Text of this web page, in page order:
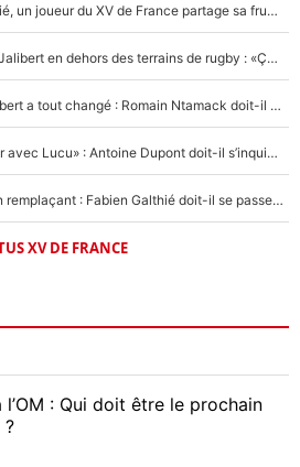
Mis de côté par Fabien Galthié, un joueur du XV de France partage sa frustration : «ils ne me l’ont pas dit tout de suite»
La raison d'être de Matthieu Jalibert en dehors des terrains de rugby : «Ça m'atteint autant que si tu touches à un membre de ma famille»
XV de France - Matthieu Jalibert a tout changé : Romain Ntamack doit-il s’inquiéter pour sa place à un an de la Coupe du monde ?
«Le XV de France est meilleur avec Lucu» : Antoine Dupont doit-il s’inquiéter pour sa place ?
Le XV de France a trouvé son remplaçant : Fabien Galthié doit-il se passer d'Antoine Dupont ?
XV DE FRANCE
: Qui doit être le prochain
?